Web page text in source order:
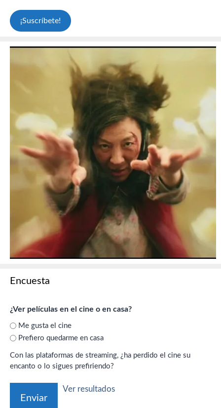
Encuesta
¿Ver películas en el cine o en casa?
Me gusta el cine
Prefiero quedarme en casa
Con las plataformas de streaming, ¿ha perdido el cine su
encanto o lo sigues prefiriendo?
Ver resultados